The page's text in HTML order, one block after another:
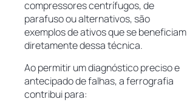
compressores centrífugos, de
parafuso ou alternativos, são
exemplos de ativos que se beneficiam
diretamente dessa técnica.
Ao permitir um diagnóstico preciso e
antecipado de falhas, a ferrografia
contribui para: